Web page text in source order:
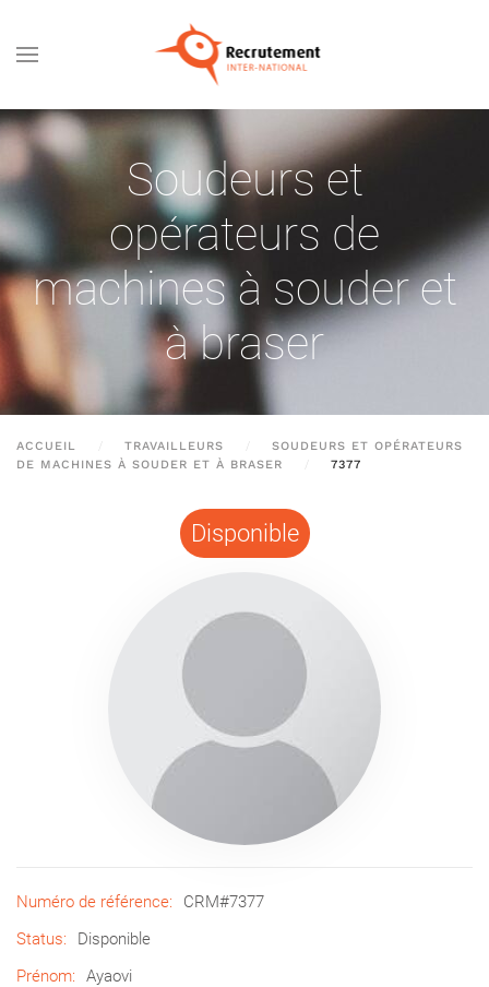
Passer au contenu principal
Soudeurs et
opérateurs de
machines à souder et
à braser
ACCUEIL TRAVAILLEURS
SOUDEURS ET OPÉRATEURS
DE MACHINES À SOUDER ET À BRASER
7377
Disponible
Numéro de référence:
CRM#7377
Status:
Disponible
Prénom:
Ayaovi